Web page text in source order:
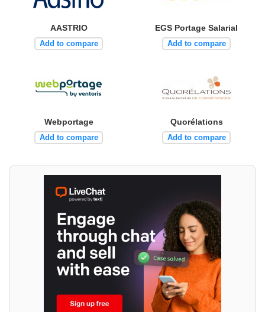
AASTRIO
Add to compare
EGS Portage Salarial
Add to compare
Webportage
Add to compare
Quorélations
Add to compare